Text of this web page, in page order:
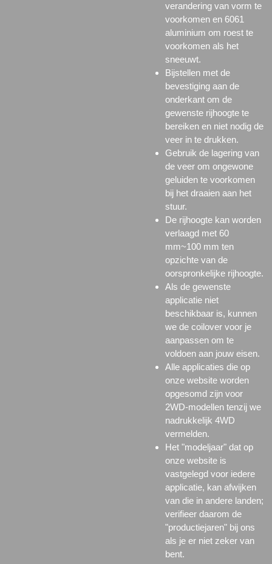
verandering van vorm te
voorkomen en 6061
aluminium om roest te
voorkomen als het
sneeuwt.
Bijstellen met de
bevestiging aan de
onderkant om de
gewenste rijhoogte te
bereiken en niet nodig de
veer in te drukken.
Gebruik de lagering van
de veer om ongewone
geluiden te voorkomen
bij het draaien aan het
stuur.
De rijhoogte kan worden
verlaagd met 60
mm~100 mm ten
opzichte van de
oorspronkelijke rijhoogte.
Als de gewenste
applicatie niet
beschikbaar is, kunnen
we de coilover voor je
aanpassen om te
voldoen aan jouw eisen.
Alle applicaties die op
onze website worden
opgesomd zijn voor
2WD-modellen tenzij we
nadrukkelijk 4WD
vermelden.
Het "modeljaar" dat op
onze website is
vastgelegd voor iedere
applicatie, kan afwijken
van die in andere landen;
verifieer daarom de
"productiejaren" bij ons
als je er niet zeker van
bent.